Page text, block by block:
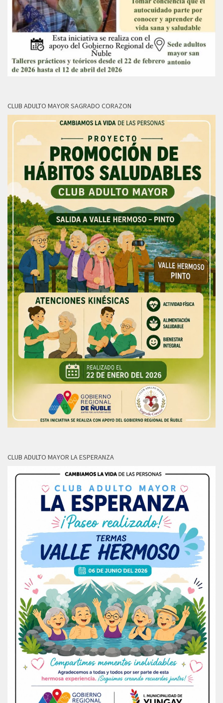
CLUB ADULTO MAYOR SAGRADO CORAZON
CLUB ADULTO MAYOR LA ESPERANZA